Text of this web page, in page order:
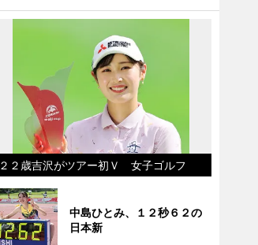
２２歳吉沢がツアー初Ｖ 女子ゴルフ
中島ひとみ、１２秒６２の
日本新